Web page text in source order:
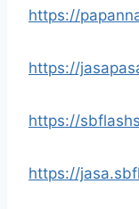
https://
https://
https://
https://